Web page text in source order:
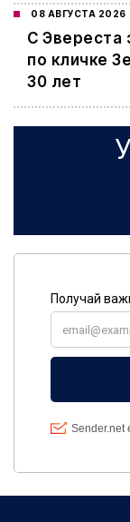
08 АВГУСТА 2026
С Эвереста
по кличке
30 лет